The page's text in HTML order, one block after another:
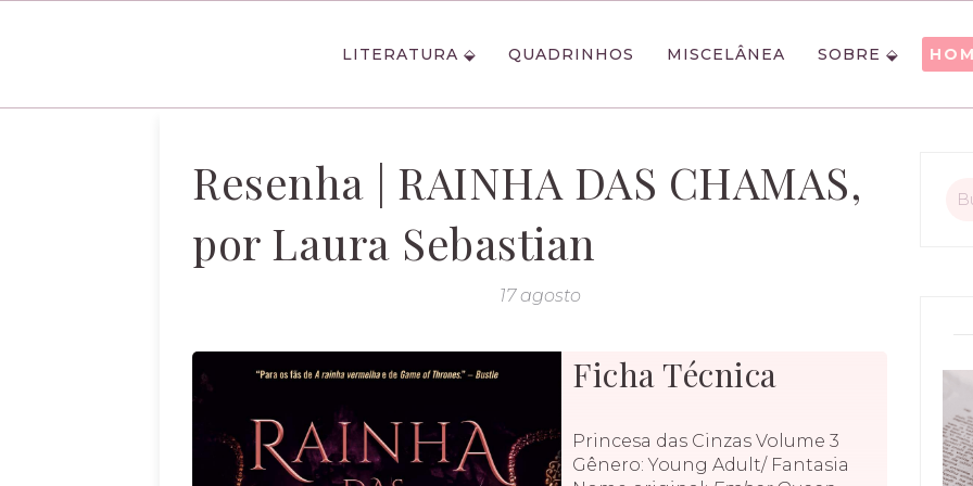
LITERATURA QUADRINHOS MISCELÂNEA SOBRE
17 agosto
Resenha | RAINHA DAS CHAMAS,
por Laura Sebastian
Ficha Técnica
Princesa das Cinzas Volume 3
Gênero: Young Adult/ Fantasia